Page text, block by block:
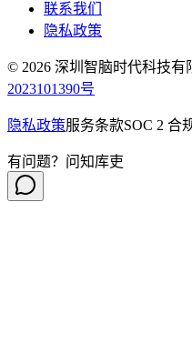
联系我们
隐私政策
© 2026 深圳智脑时代科技
2023101390号
隐私政策服务条款SOC 2 合
有问题？问知库吏